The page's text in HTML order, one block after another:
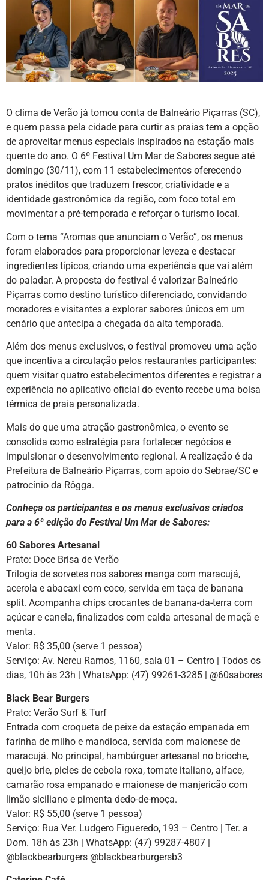
O clima de Verão já tomou conta de Balneário Piçarras (SC),
e quem passa pela cidade para curtir as praias tem a opção
de aproveitar menus especiais inspirados na estação mais
quente do ano. O 6º Festival Um Mar de Sabores segue até
domingo (30/11), com 11 estabelecimentos oferecendo
pratos inéditos que traduzem frescor, criatividade e a
identidade gastronômica da região, com foco total em
movimentar a pré-temporada e reforçar o turismo local.
Com o tema “Aromas que anunciam o Verão”, os menus
foram elaborados para proporcionar leveza e destacar
ingredientes típicos, criando uma experiência que vai além
do paladar. A proposta do festival é valorizar Balneário
Piçarras como destino turístico diferenciado, convidando
moradores e visitantes a explorar sabores únicos em um
cenário que antecipa a chegada da alta temporada.
Além dos menus exclusivos, o festival promoveu uma ação
que incentiva a circulação pelos restaurantes participantes:
quem visitar quatro estabelecimentos diferentes e registrar a
experiência no aplicativo oficial do evento recebe uma bolsa
térmica de praia personalizada.
Mais do que uma atração gastronômica, o evento se
consolida como estratégia para fortalecer negócios e
impulsionar o desenvolvimento regional. A realização é da
Prefeitura de Balneário Piçarras, com apoio do Sebrae/SC e
patrocínio da Rôgga.
Conheça os participantes e os menus exclusivos criados
para a 6ª edição do Festival Um Mar de Sabores:
60 Sabores Artesanal
Prato: Doce Brisa de Verão
Trilogia de sorvetes nos sabores manga com maracujá,
acerola e abacaxi com coco, servida em taça de banana
split. Acompanha chips crocantes de banana-da-terra com
açúcar e canela, finalizados com calda artesanal de maçã e
menta.
Valor: R$ 35,00 (serve 1 pessoa)
Serviço: Av. Nereu Ramos, 1160, sala 01 – Centro | Todos os
dias, 10h às 23h | WhatsApp: (47) 99261-3285 | @60sabores
Black Bear Burgers
Prato: Verão Surf & Turf
Entrada com croqueta de peixe da estação empanada em
farinha de milho e mandioca, servida com maionese de
maracujá. No principal, hambúrguer artesanal no brioche,
queijo brie, picles de cebola roxa, tomate italiano, alface,
camarão rosa empanado e maionese de manjericão com
limão siciliano e pimenta dedo-de-moça.
Valor: R$ 55,00 (serve 1 pessoa)
Serviço: Rua Ver. Ludgero Figueredo, 193 – Centro | Ter. a
Dom. 18h às 23h | WhatsApp: (47) 99287-4807 |
@blackbearburgers @blackbearburgersb3